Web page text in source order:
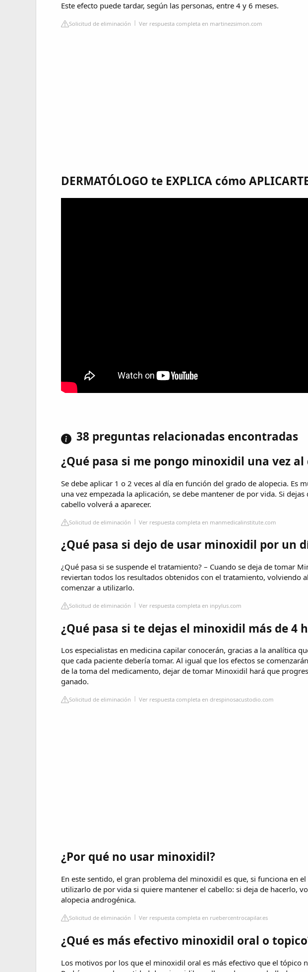
Este efecto puede tardar, según las personas, entre 4 y 6 meses.
Solicitud de eliminación Ver respuesta completa en martinezsimon.com
DERMATÓLOGO te EXPLICA cómo
38 preguntas relacionadas encontradas
¿Qué pasa si me pongo minoxidil una vez al
Se debe aplicar 1 o 2 veces al día en función del grado de alopecia. Es
una vez empezada la aplicación, se debe mantener de por vida. Si
cabello volverá a aparecer.
Solicitud de eliminación Ver respuesta completa en manmedicalinstitute.com
¿Qué pasa si dejo de usar minoxidil por un
¿Qué pasa si se suspende el tratamiento? – Cuando se deja de tomar
reviertan todos los resultados obtenidos con el tratamiento, volviendo
comenzar a utilizarlo.
Solicitud de eliminación Ver respuesta completa en inpylus.com
¿Qué pasa si te dejas el minoxidil más de 4
Los especialistas en medicina capilar conocerán, gracias a la analítica
que cada paciente debería tomar. Al igual que los efectos se
de la toma del medicamento, dejar de tomar Minoxidil hará que
ganado.
Solicitud de eliminación Ver respuesta completa en drespinosacustodio.com
¿Por qué no usar minoxidil?
En este sentido, el gran problema del minoxidil es que, si funciona en
utilizarlo de por vida si quiere mantener el cabello: si deja de hacerlo,
alopecia androgénica.
Solicitud de eliminación Ver respuesta completa en ruebercentrocapilar.es
¿Qué es más efectivo minoxidil oral o
Los motivos por los que el minoxidil oral es más efectivo que el tópico